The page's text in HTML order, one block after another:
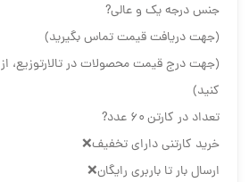
جنس درجه يك و عالي?
(جهت دریافت قیمت تماس بگیرید)
(جهت درج قیمت محصولات در تالارتوزیع، از
کنید)
تعداد در كارتن ٦٠ عدد?
خريد كارتني داراي تخفيف❌
ارسال بار تا باربري رايگان❌